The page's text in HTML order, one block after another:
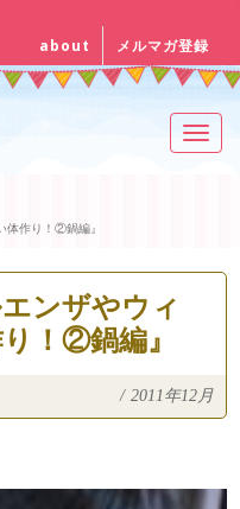
about メルマガ登録
体作り！②鍋編』
ンザやウィ
！②鍋編』
/ 2011年12月